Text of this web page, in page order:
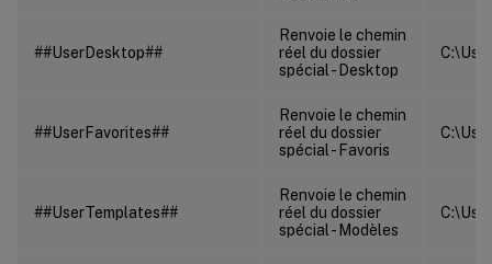
##UserDesktop##
Renvoie le chemin
réel du dossier
spécial - Desktop
##UserFavorites##
Renvoie le chemin
réel du dossier
spécial - Favoris
##UserTemplates##
Renvoie le chemin
réel du dossier
spécial - Modèles